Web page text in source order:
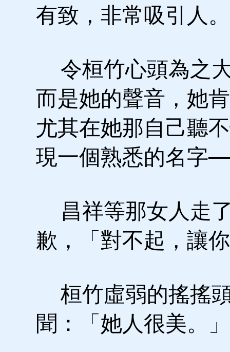
有致，非常吸引人
令桓竹心頭為之
而是她的聲音，她
尤其在她那自己聽
現一個熟悉的名字
昌祥等那女人走
歉，「對不起，讓
桓竹虛弱的搖搖
聞：「她人很美。